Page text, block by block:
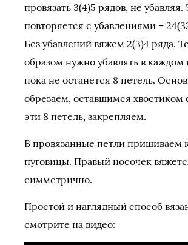
провязать 3(4)5 рядов, не
повторяется с убавлениями –
Без убавлений вяжем 2(3)4 ряда.
образом нужно убавлять в каждом
пока не останется 8 петель.
обрезаем, оставшимся хвостиком
эти 8 петель, закрепляем.
В провязанные петли пришиваем
пуговицы. Правый носочек
симметрично.
Простой и наглядный способ
смотрите на видео: